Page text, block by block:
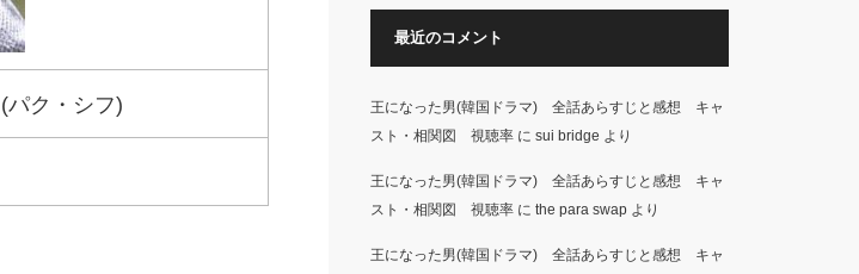
ク・シフ)
最近のコメント
王になった男(韓国ドラマ) 全話あらすじと感想 キャ
スト・相関図 視聴率に sui bridge より
王になった男(韓国ドラマ) 全話あらすじと感想 キャ
スト・相関図 視聴率に the para swapより
王になった男(韓国ドラマ) 全話あらすじと感想 キャ